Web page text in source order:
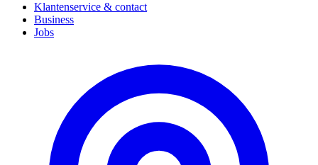
Klantenservice & contact
Business
Jobs